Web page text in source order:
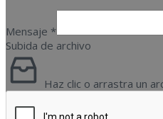
Mensaje *
Subida de archivo
Haz clic o arrastra un